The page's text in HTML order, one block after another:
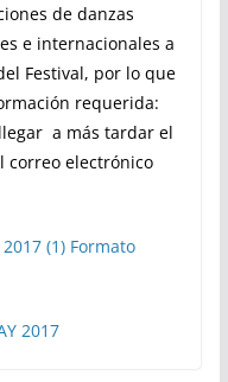
de danzas
e internacionales a
Festival, por lo que
requerida:
a más tardar el
correo electrónico
(1) Formato
2017